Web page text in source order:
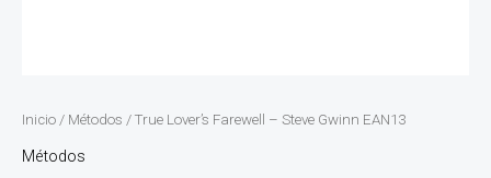
Inicio / Métodos / True Lover’s Farewell – Steve Gwinn EAN13
Métodos